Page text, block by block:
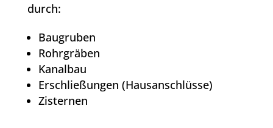
durch:
Baugruben
Rohrgräben
Kanalbau
Erschließungen (Hausanschlüsse)
Zisternen